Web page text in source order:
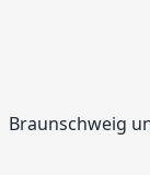
Braunschweig